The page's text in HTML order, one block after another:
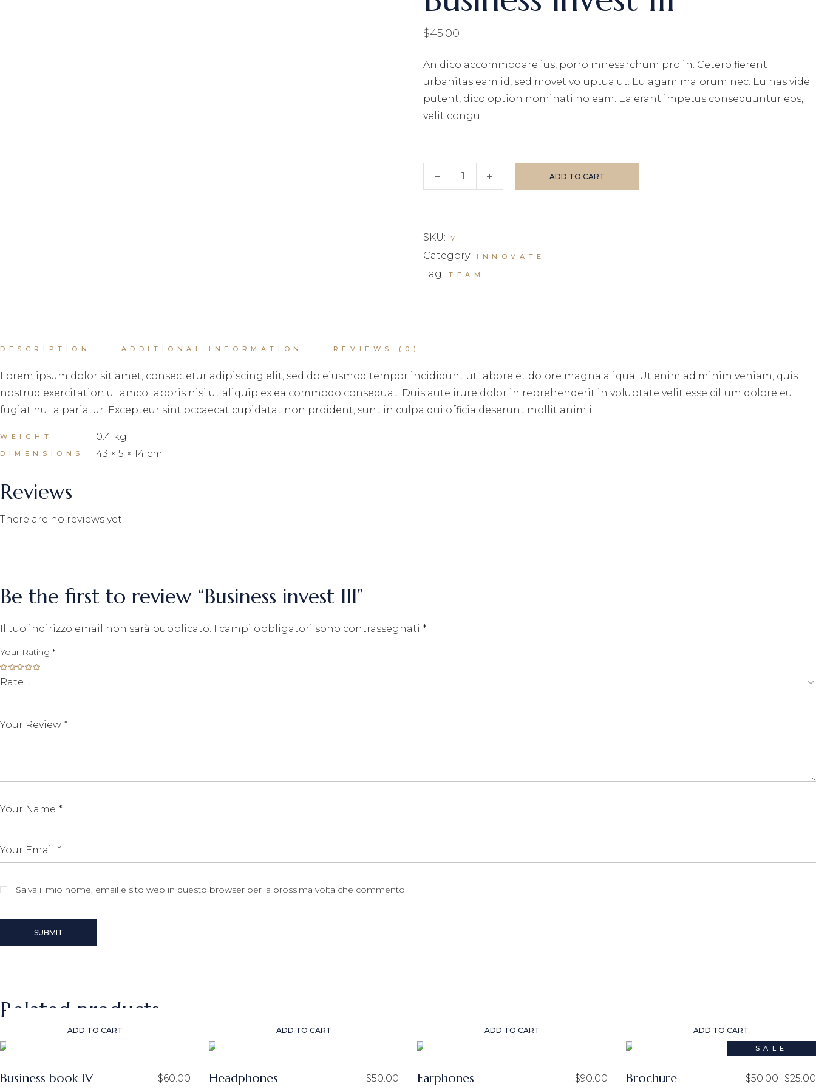
$45.00
An dico accommodare ius, porro mnesarchum pro in. Cetero fierent
urbanitas eam id, sed movet voluptua ut. Eu agam malorum nec. Eu has vide
putent, dico option nominati no eam. Ea erant impetus consequuntur eos,
velit congu
Business invest III quantity
ADD TO CART
SKU: 7
Category: INNOVATE
Tag: TEAM
DESCRIPTION ADDITIONAL INFORMATION REVIEWS (0)
Lorem ipsum dolor sit amet, consectetur adipiscing elit, sed do eiusmod tempor incididunt ut labore et dolore magna aliqua. Ut enim ad minim veniam, quis
nostrud exercitation ullamco laboris nisi ut aliquip ex ea commodo consequat. Duis aute irure dolor in reprehenderit in voluptate velit esse cillum dolore eu
fugiat nulla pariatur. Excepteur sint occaecat cupidatat non proident, sunt in culpa qui officia deserunt mollit anim i
WEIGHT 0.4 kg
DIMENSIONS 43 × 5 × 14 cm
Reviews
There are no reviews yet.
Be the first to review “Business invest III”
Il tuo indirizzo email non sarà pubblicato. I campi obbligatori sono contrassegnati *
Your Rating *
Salva il mio nome, email e sito web in questo browser per la prossima volta che commento.
SUBMIT
Related products
ADD TO CART
Business book IV $60.00
ADD TO CART
Headphones $50.00
ADD TO CART
Earphones $90.00
SALE
ADD TO CART
Brochure $50.00
Original$25.00
Current